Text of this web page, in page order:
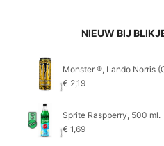
NIEUW BIJ
Monster ®, Lando Norris
€ 2,19
Sprite Raspberry, 500 ml.
€ 1,69